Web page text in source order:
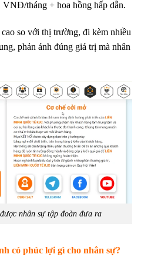
VNĐ/tháng + hoa hồng hấp dẫn.
so với thị trường, đi kèm nhiều
phản ánh đúng giá trị mà nhân
nhân sự tập đoàn đưa ra
có phúc lợi gì cho nhân sự?